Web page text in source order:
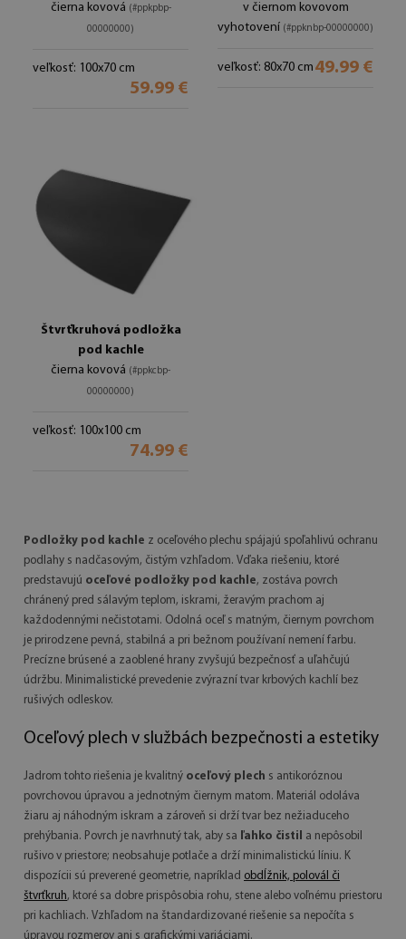
čierna kovová (#ppkpbp-
00000000)
veľkosť: 100x70 cm
59.99 €
v čiernom kovovom
vyhotovení (#ppknbp-00000000)
veľkosť: 80x70 cm 49.99 €
Štvrťkruhová podložka
pod kachle
čierna kovová (#ppkcbp-
00000000)
veľkosť: 100x100 cm
74.99 €
Podložky pod kachle z oceľového plechu spájajú spoľahlivú ochranu
podlahy s nadčasovým, čistým vzhľadom. Vďaka riešeniu, ktoré
predstavujú oceľové podložky pod kachle, zostáva povrch
chránený pred sálavým teplom, iskrami, žeravým prachom aj
každodennými nečistotami. Odolná oceľ s matným, čiernym povrchom
je prirodzene pevná, stabilná a pri bežnom používaní nemení farbu.
Precízne brúsené a zaoblené hrany zvyšujú bezpečnosť a uľahčujú
údržbu. Minimalistické prevedenie zvýrazní tvar krbových kachlí bez
rušivých odleskov.
Oceľový plech v službách bezpečnosti a estetiky
Jadrom tohto riešenia je kvalitný oceľový plech s antikoróznou
povrchovou úpravou a jednotným čiernym matom. Materiál odoláva
žiaru aj náhodným iskram a zároveň si drží tvar bez nežiaduceho
prehýbania. Povrch je navrhnutý tak, aby sa ľahko čistil
a nepôsobil
rušivo v priestore; neobsahuje potlače a drží minimalistickú líniu. K
dispozícii sú preverené geometrie, napríklad obdĺžnik, polovál či
štvrťkruh, ktoré sa dobre prispôsobia rohu, stene alebo voľnému priestoru
pri kachliach. Vzhľadom na štandardizované riešenie sa nepočíta s
úpravou rozmerov ani s grafickými variáciami.